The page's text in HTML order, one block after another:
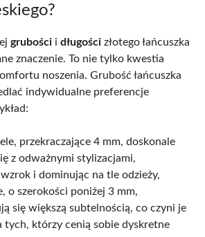
grubości i długości złotego łańcuszka
znaczenie. To nie tylko kwestia
noszenia. Grubość łańcuszka
indywidualne preferencje
przekraczające 4 mm, doskonale
z odważnymi stylizacjami,
i dominując na tle odzieży,
o szerokości poniżej 3 mm,
się większą subtelnością, co czyni je
tych, którzy cenią sobie dyskretne